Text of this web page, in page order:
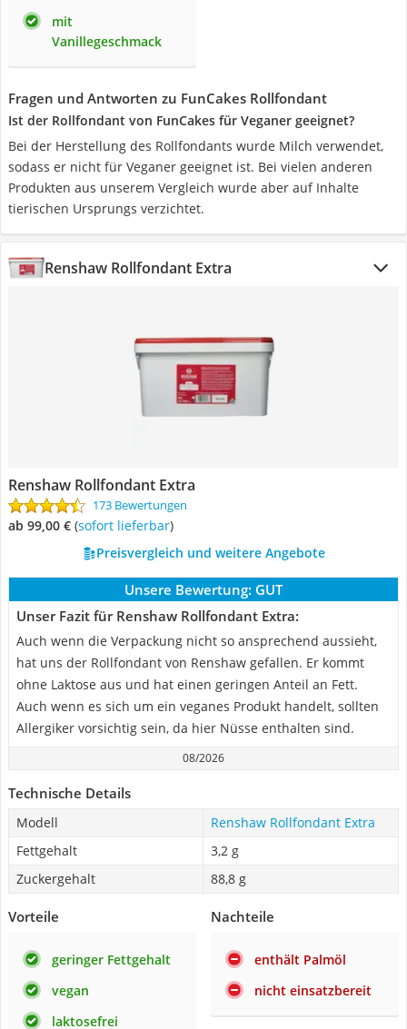
mit
Vanillegeschmack
Fragen und Antworten zu FunCakes Rollfondant
Ist der Rollfondant von FunCakes für Veganer geeignet?
Bei der Herstellung des Rollfondants wurde Milch verwendet,
sodass er nicht für Veganer geeignet ist. Bei vielen anderen
Produkten aus unserem Vergleich wurde aber auf Inhalte
tierischen Ursprungs verzichtet.
Renshaw Rollfondant Extra
Renshaw Rollfondant Extra
173 Bewertungen
ab 99,00 € ( Sofort lieferbar)
Preisvergleich und weitere Angebote
Unsere Bewertung: GUT
Unser Fazit für Renshaw Rollfondant Extra:
Auch wenn die Verpackung nicht so ansprechend aussieht,
hat uns der Rollfondant von Renshaw gefallen. Er kommt
ohne Laktose aus und hat einen geringen Anteil an Fett.
Auch wenn es sich um ein veganes Produkt handelt, sollten
Allergiker vorsichtig sein, da hier Nüsse enthalten sind.
08/2026
Technische Details
Modell
Renshaw Rollfondant Extra
Fettgehalt
3,2 g
Zuckergehalt
88,8 g
Vorteile
geringer Fettgehalt
vegan
laktosefrei
Nachteile
enthält Palmöl
nicht einsatzbereit